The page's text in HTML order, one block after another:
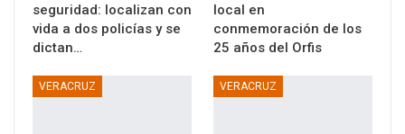
seguridad: localizan con
vida a dos policías y se
dictan…
local en
conmemoración de los
25 años del Orfis
VERACRUZ VERACRUZ